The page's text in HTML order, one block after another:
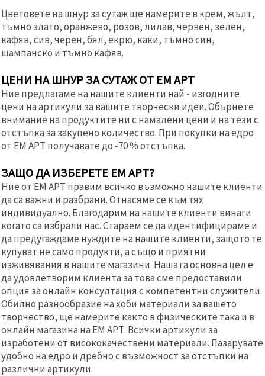
Цветовете на шнур за сутаж ще намерите в крем, жълт,
тъмно злато, оранжево, розов, лилав, червен, зелен,
кафяв, сив, черен, бял, екрю, каки, тъмно син,
шампанско и тъмно кафяв.
ЦЕНИ НА ШНУР ЗА СУТАЖ ОТ ЕМ АРТ
Ние предлагаме на нашите клиенти най - изгодните
цени на артикули за вашите творчески идеи. Обърнете
внимание на продуктите ни с намалени цени и на тези с
отстъпка за закупено количество. При покупки на едро
от ЕМ АРТ получавате до -70 % отстъпка.
ЗАЩО ДА ИЗБЕРЕТЕ ЕМ АРТ?
Ние от ЕМ АРТ правим всичко възможно нашите клиенти
да са важни и разбрани. Отнасяме се към тях
индивидуално. Благодарим на нашите клиенти винаги
когато са избрали нас. Стараем се да идентифицираме и
да предугаждаме нуждите на нашите клиенти, защото те
купуват не само продукти, а също и приятни
изживявания в нашите магазини. Нашата основна цел е
да удовлетворим клиента за това сме предоставили
опция за онлайн консултация с компетентни служители.
Обилно разнообразие на хоби материали за вашето
творчество, ще намерите както в физическите така и в
онлайн магазина на ЕМ АРТ. Всички артикули за
изработени от висококачествени материали. Пазарувате
удобно на едро и дребно с възможност за отстъпки на
различни артикули.